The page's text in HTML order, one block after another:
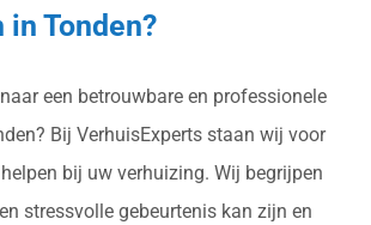
Tonden?
een betrouwbare en professionele
Bij VerhuisExperts staan wij voor
bij uw verhuizing. Wij begrijpen
stressvolle gebeurtenis kan zijn en